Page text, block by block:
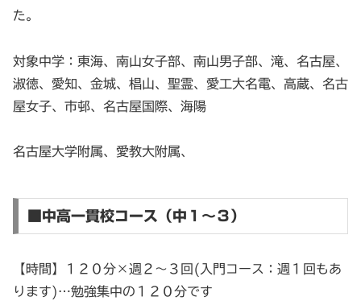
た。
対象中学：東海、南山女子部、南山男子部、滝、名古屋、
淑徳、愛知、金城、椙山、聖霊、愛工大名電、高蔵、名古
屋女子、市邨、名古屋国際、海陽
名古屋大学附属、愛教大附属、
■中高一貫校コース（中１～３）
【時間】１２０分×週２～３回(入門コース：週１回もあ
ります)…勉強集中の１２０分です